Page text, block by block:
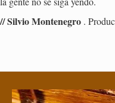
// Sil­vio Mon­te­ne­gro .